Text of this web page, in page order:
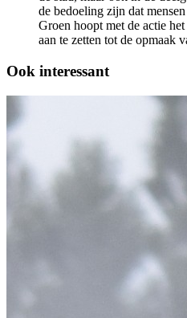
de bedoeling zijn dat
Groen hoopt met de actie
aan te zetten tot de opmaak
Ook interessant